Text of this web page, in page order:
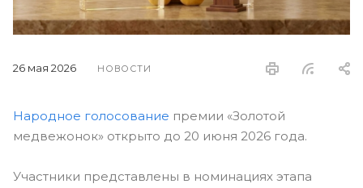
26 мая 2026 НОВОСТИ
Народное голосование премии «Золотой
медвежонок» открыто до 20 июня 2026 года.
Участники представлены в номинациях этапа